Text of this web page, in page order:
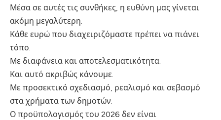
Μέσα σε αυτές τις συνθήκες, η ευθύνη μας γίνεται
ακόμη μεγαλύτερη.
Κάθε ευρώ που διαχειριζόμαστε πρέπει να πιάνει
τόπο.
Με διαφάνεια και αποτελεσματικότητα.
Και αυτό ακριβώς κάνουμε.
Με προσεκτικό σχεδιασμό, ρεαλισμό και σεβασμό
στα χρήματα των δημοτών.
Ο προϋπολογισμός του 2026 δεν είναι